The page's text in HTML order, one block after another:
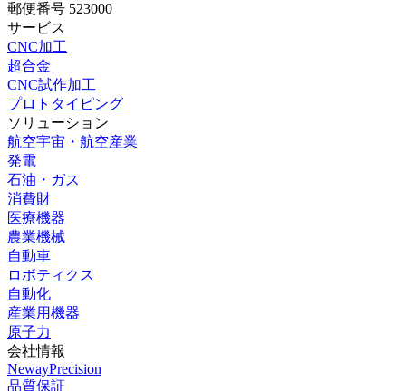
郵便番号 523000
サービス
CNC加工
超合金
CNC試作加工
プロトタイピング
ソリューション
航空宇宙・航空産業
発電
石油・ガス
消費財
医療機器
農業機械
自動車
ロボティクス
自動化
産業用機器
原子力
会社情報
NewayPrecision
品質保証